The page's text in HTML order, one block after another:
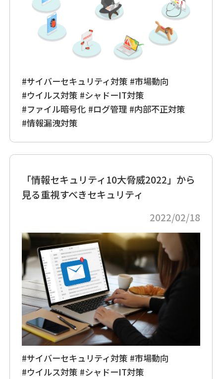
#サイバーセキュリティ対策 #市場動向
#ウイルス対策 #シャドーIT対策
#ファイル暗号化 #ログ管理 #内部不正対策
#情報漏洩対策
「情報セキュリティ10大脅威2022」から
見る重視すべきセキュリティ
2022/02/18
#サイバーセキュリティ対策 #市場動向
#ウイルス対策 #シャドーIT対策